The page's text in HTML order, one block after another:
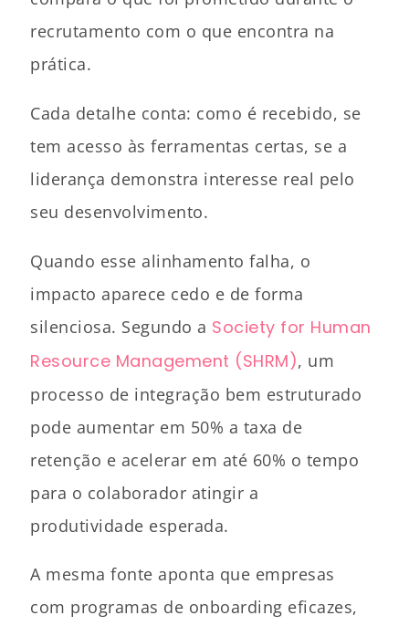
recrutamento com o que encontra na
prática.
Cada detalhe conta: como é recebido, se
tem acesso às ferramentas certas, se a
liderança demonstra interesse real pelo
seu desenvolvimento.
Quando esse alinhamento falha, o
impacto aparece cedo e de forma
silenciosa. Segundo a Society for Human
Resource Management (SHRM), um
processo de integração bem estruturado
pode aumentar em 50% a taxa de
retenção e acelerar em até 60% o tempo
para o colaborador atingir a
produtividade esperada.
A mesma fonte aponta que empresas
com programas de onboarding eficazes,